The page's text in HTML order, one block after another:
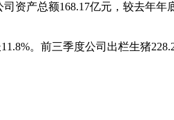
资产总额168.17亿元，较去年年
。前三季度公司出栏生猪